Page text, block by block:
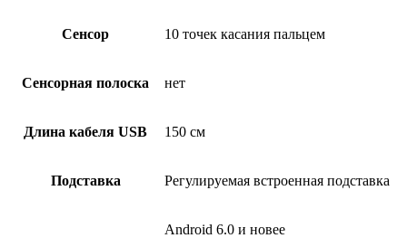
Сенсор 10 точек касания пальцем
Сенсорная полоска нет
Длина кабеля USB 150 см
Подставка Регулируемая встроенная подставка
Android 6.0 и новее